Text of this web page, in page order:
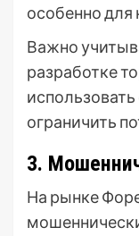
особенно
Важно
разработке
ограничить
3.
На рынке